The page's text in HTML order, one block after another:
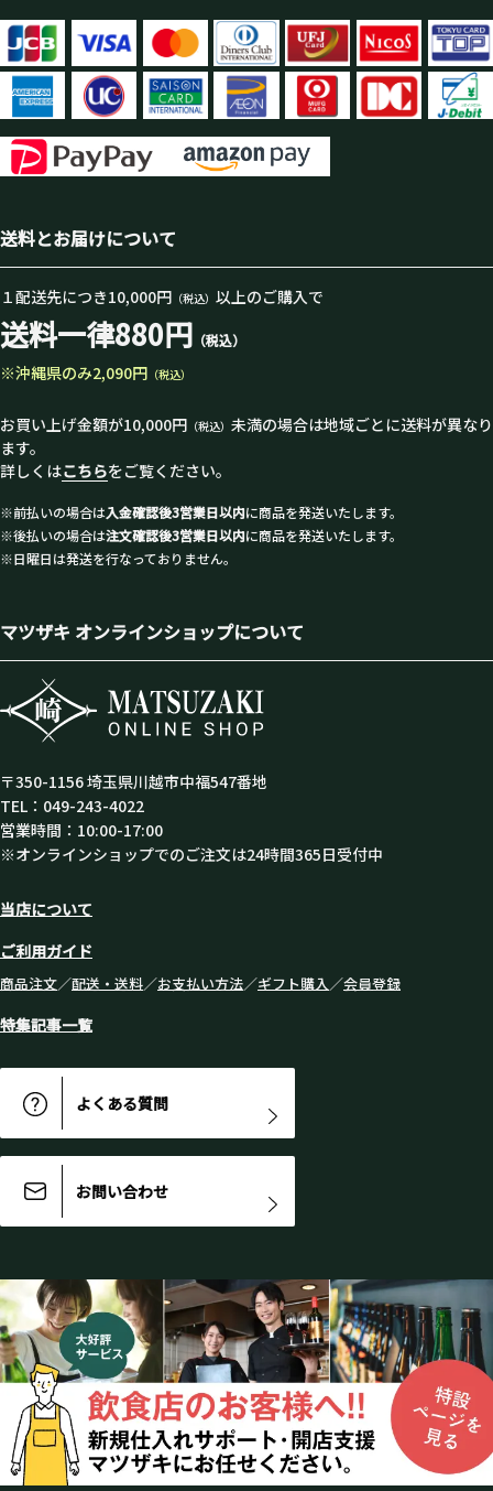
送料とお届けについて
１配送先につき10,000円 （税込） 以上のご購入で
送料一律880円 （税込）
※沖縄県のみ2,090円 （税込）
お買い上げ金額が10,000円 （税込） 未満の場合は地域ごとに送料が異なり
ます。
詳しくはこちらをご覧ください。
※前払いの場合は入金確認後3営業日以内に商品を発送いたします。
※後払いの場合は注文確認後3営業日以内に商品を発送いたします。
※日曜日は発送を行なっておりません。
マツザキ オンラインショップについて
〒350-1156 埼玉県川越市中福547番地
TEL：049-243-4022
営業時間：10:00-17:00
※オンラインショップでのご注文は24時間365日受付中
当店について
ご利用ガイド
商品注文／配送・送料／お支払い方法／ギフト購入／会員登録
特集記事一覧
よくある質問
お問い合わせ